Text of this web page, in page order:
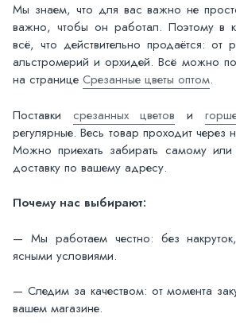
Мы знаем, что для вас важно не
важно, чтобы он работал. Поэтому в
всё, что действительно продаётся: от
альстромерий и орхидей. Всё можно
на странице Срезанные цветы оптом.
Поставки срезанных цветов и
регулярные. Весь товар проходит
Можно приехать забирать самому
доставку по вашему адресу.
Почему нас выбирают:
— Мы работаем честно: без
ясными условиями.
— Следим за качеством: от момента
вашем магазине.